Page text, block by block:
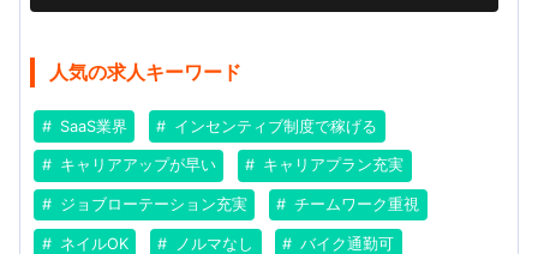
人気の求人キーワード
SaaS業界 インセンティブ制度で稼げる
キャリアアップが早い キャリアプラン充実
ジョブローテーション充実 チームワーク重視
ネイルOK ノルマなし バイク通勤可